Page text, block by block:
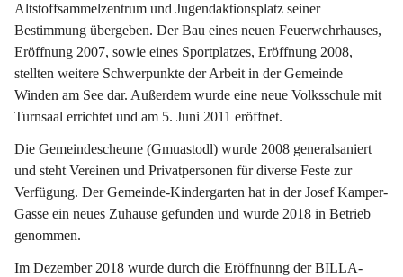
Altstoffsammelzentrum und Jugendaktionsplatz seiner
Bestimmung übergeben. Der Bau eines neuen Feuerwehrhauses,
Eröffnung 2007, sowie eines Sportplatzes, Eröffnung 2008,
stellten weitere Schwerpunkte der Arbeit in der Gemeinde
Winden am See dar. Außerdem wurde eine neue Volksschule mit
Turnsaal errichtet und am 5. Juni 2011 eröffnet.
Die Gemeindescheune (Gmuastodl) wurde 2008 generalsaniert
und steht Vereinen und Privatpersonen für diverse Feste zur
Verfügung. Der Gemeinde-Kindergarten hat in der Josef Kamper-
Gasse ein neues Zuhause gefunden und wurde 2018 in Betrieb
genommen.
Im Dezember 2018 wurde durch die Eröffnunng der BILLA-